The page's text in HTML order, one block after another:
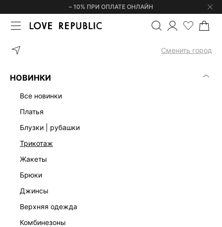
– 10% ПРИ ОПЛАТЕ ОНЛАЙН
Сменить город
НОВИНКИ
все новинки
платья
блузки | рубашки
трикотаж
жакеты
брюки
джинсы
верхняя одежда
комбинезоны
ГЛАВНАЯ МАЙКА В РУБЧИК ИЗ